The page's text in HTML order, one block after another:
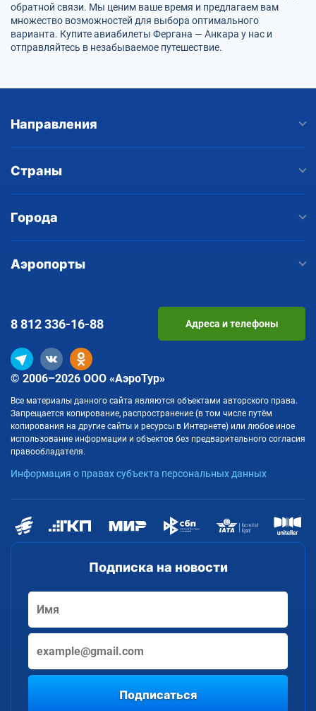
обратной связи. Мы ценим ваше время и предлагаем вам
множество возможностей для выбора оптимального
варианта. Купите авиабилеты Фергана — Анкара у нас и
отправляйтесь в незабываемое путешествие.
Направления
Страны
Города
Аэропорты
Подписка на новости
Подписаться
© 2006–2026 ООО «АэроТур»
Все материалы данного сайта являются объектами авторского права.
Запрещается копирование, распространение (в том числе путём
копирования на другие сайты и ресурсы в Интернете) или любое иное
использование информации и объектов без предварительного согласия
правообладателя.
Информация о правах субъекта персональных данных
8 812336-16-88 Адреса и телефоны